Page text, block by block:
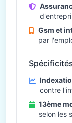
Gsm et
par
contre
13ème
selon les